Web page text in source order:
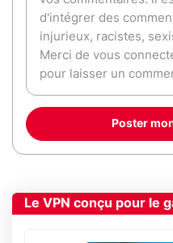
Poster
Le VPN conçu pour le